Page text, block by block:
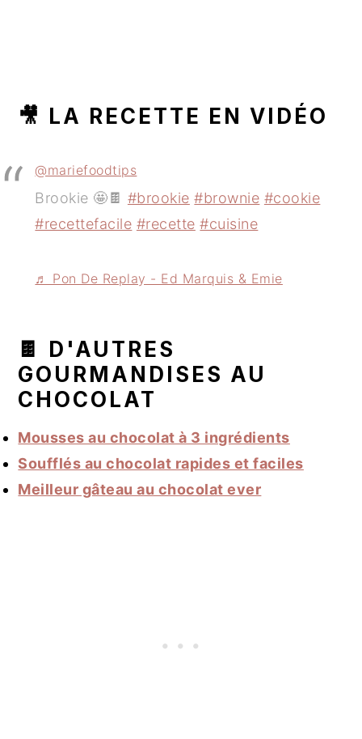
🎥 LA RECETTE EN VIDÉO
@mariefoodtips
Brookie 🤩🍫 #brookie #brownie #cookie
#recettefacile #recette #cuisine
♬ Pon De Replay - Ed Marquis & Emie
🍫 D'AUTRES
GOURMANDISES AU
CHOCOLAT
Mousses au chocolat à 3 ingrédients
Soufflés au chocolat rapides et faciles
Meilleur gâteau au chocolat ever